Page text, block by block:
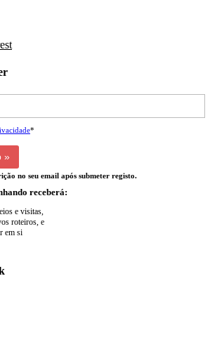
*
no seu email após submeter registo.
receberá:
e visitas,
roteiros, e
em si